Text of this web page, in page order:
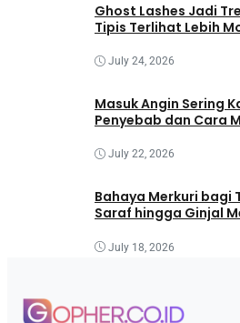
Ghost Lashes Jadi
Tipis Terlihat Lebih
July 24, 2026
Masuk Angin Sering
Penyebab dan Cara
July 22, 2026
Bahaya Merkuri bagi
Saraf hingga Ginjal
July 18, 2026